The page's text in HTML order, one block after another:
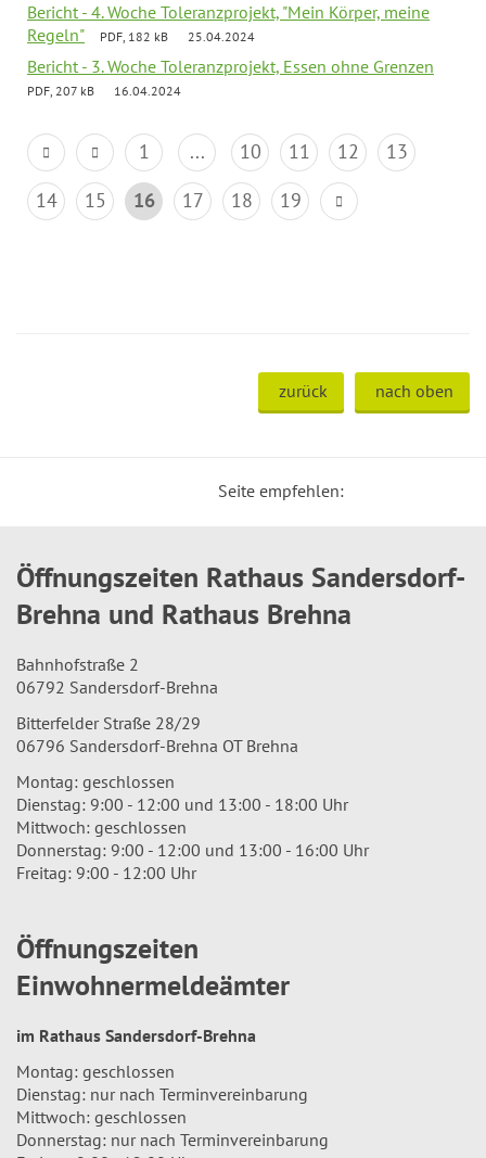
Bericht - 4. Woche Toleranzprojekt, "Mein Körper, meine
Regeln"
PDF, 182 kB 25.04.2024
Bericht - 3. Woche Toleranzprojekt, Essen ohne Grenzen
PDF, 207 kB 16.04.2024
1 ... 10 11 12
13
14
15 16 17 18 19
zurück nach oben
Seite empfehlen:
Öffnungszeiten Rathaus Sandersdorf-
Brehna und Rathaus Brehna
Bahnhofstraße 2
06792 Sandersdorf-Brehna
Bitterfelder Straße 28/29
06796 Sandersdorf-Brehna OT Brehna
Montag: geschlossen
Dienstag: 9:00 - 12:00 und 13:00 - 18:00 Uhr
Mittwoch: geschlossen
Donnerstag: 9:00 - 12:00 und 13:00 - 16:00 Uhr
Freitag: 9:00 - 12:00 Uhr
Öffnungszeiten
Einwohnermeldeämter
im Rathaus Sandersdorf-Brehna
Montag: geschlossen
Dienstag: nur nach Terminvereinbarung
Mittwoch: geschlossen
Donnerstag: nur nach Terminvereinbarung